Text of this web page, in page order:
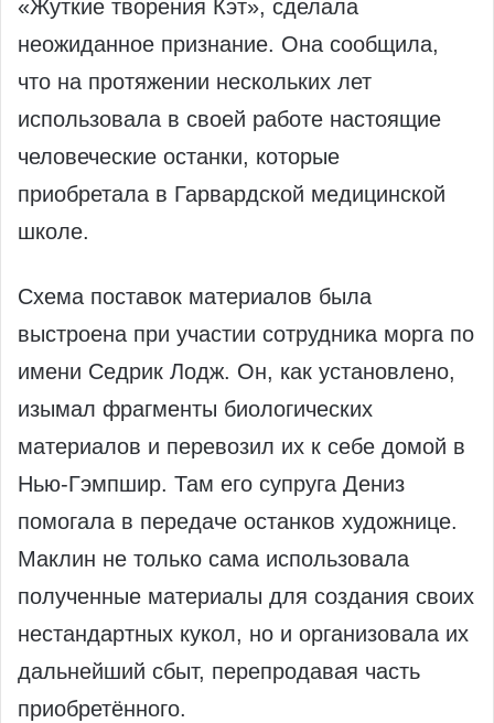
«Жуткие творения Кэт», сделала
неожиданное признание. Она сообщила,
что на протяжении нескольких лет
использовала в своей работе настоящие
человеческие останки, которые
приобретала в Гарвардской медицинской
школе.
Схема поставок материалов была
выстроена при участии сотрудника морга по
имени Седрик Лодж. Он, как установлено,
изымал фрагменты биологических
материалов и перевозил их к себе домой в
Нью-Гэмпшир. Там его супруга Дениз
помогала в передаче останков художнице.
Маклин не только сама использовала
полученные материалы для создания своих
нестандартных кукол, но и организовала их
дальнейший сбыт, перепродавая часть
приобретённого.